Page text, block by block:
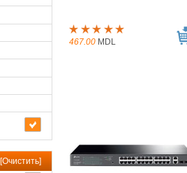
[Очистить]
467.00 MDL